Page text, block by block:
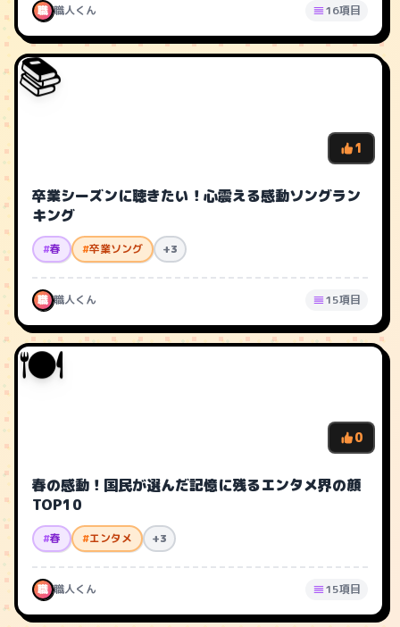
職 職人くん 16項目
📚
1
卒業シーズンに聴きたい！心震える感動ソングラン
キング
#春 #卒業ソング +3
職 職人くん 15項目
🍽️
0
春の感動！国民が選んだ記憶に残るエンタメ界の顔
TOP10
#春 #エンタメ +3
職 職人くん 15項目